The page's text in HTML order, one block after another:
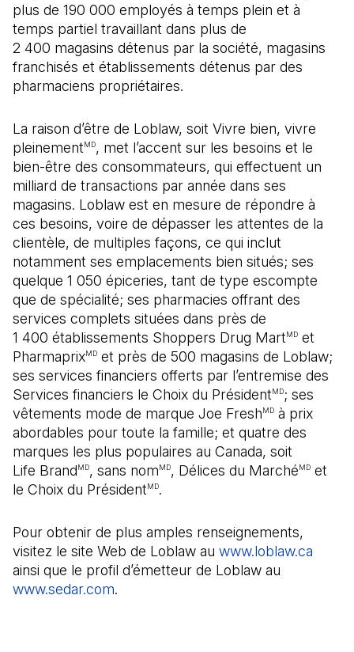
plus de 190 000 employés à temps plein et à
temps partiel travaillant dans plus de
2 400 magasins détenus par la société, magasins
franchisés et établissements détenus par des
pharmaciens propriétaires.
La raison d’être de Loblaw, soit Vivre bien, vivre
pleinementMD, met l’accent sur les besoins et le
bien-être des consommateurs, qui effectuent un
milliard de transactions par année dans ses
magasins. Loblaw est en mesure de répondre à
ces besoins, voire de dépasser les attentes de la
clientèle, de multiples façons, ce qui inclut
notamment ses emplacements bien situés; ses
quelque 1 050 épiceries, tant de type escompte
que de spécialité; ses pharmacies offrant des
services complets situées dans près de
1 400 établissements Shoppers Drug MartMD et
PharmaprixMD et près de 500 magasins de Loblaw;
ses services financiers offerts par l’entremise des
Services financiers le Choix du PrésidentMD; ses
vêtements mode de marque Joe FreshMD à prix
abordables pour toute la famille; et quatre des
marques les plus populaires au Canada, soit
Life BrandMD, sans nomMD, Délices du MarchéMD et
le Choix du PrésidentMD.
Pour obtenir de plus amples renseignements,
visitez le site Web de Loblaw au www.loblaw.ca
ainsi que le profil d’émetteur de Loblaw au
www.sedar.com(Il s'ouvre dans un nouvel onglet)
.